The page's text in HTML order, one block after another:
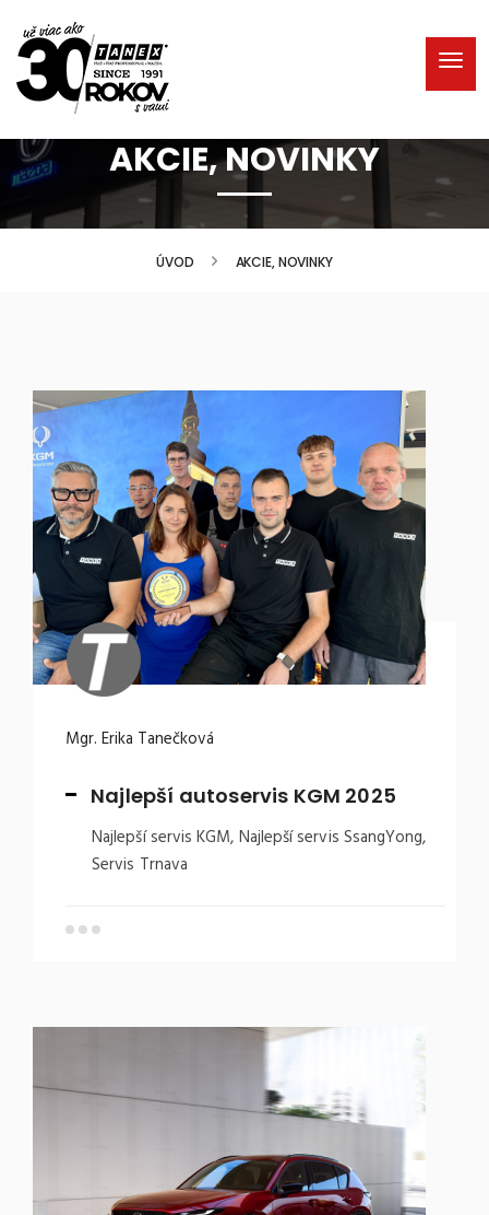
AKCIE, NOVINKY
ÚVOD AKCIE, NOVINKY
Mgr. Erika Tanečková
Najlepší autoservis KGM 2025
Najlepší servis KGM, Najlepší servis SsangYong,
Servis Trnava